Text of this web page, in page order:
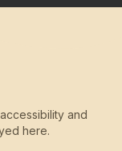
and
here.